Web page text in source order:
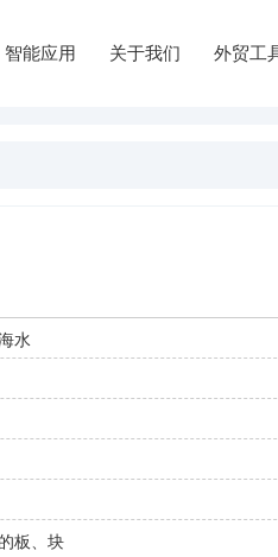
智能应用 关于我们 外贸工
水
板、块